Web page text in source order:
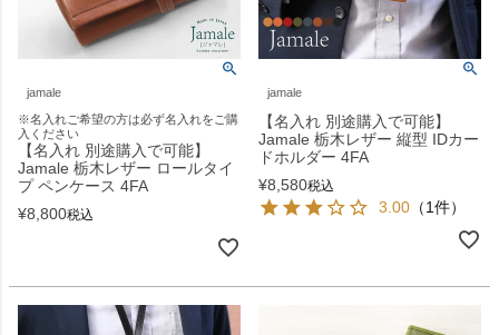
jamale
※名入れご希望の方は必ず名入れをご購
入ください
【名入れ 別途購入で可能】
Jamale 栃木レザー ロールタイ
プ ペンケース 4FA
¥8,800税込
jamale
【名入れ 別途購入で可能】
Jamale 栃木レザー 縦型 IDカー
ドホルダー 4FA
¥8,580税込
3.00 （1件）